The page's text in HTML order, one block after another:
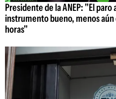
Presidente de la ANEP: "El
instrumento bueno, menos aún
horas"